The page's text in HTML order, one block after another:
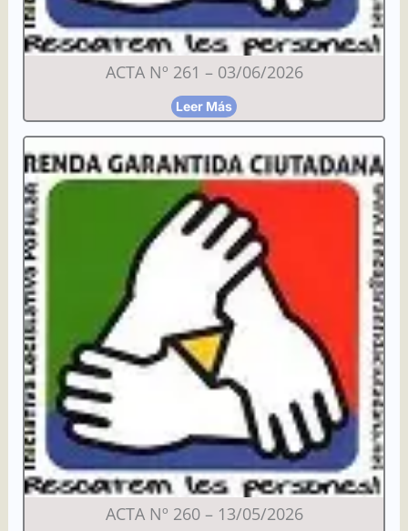
ACTA Nº 261 – 03/06/2026
Leer Más
ACTA Nº 260 – 13/05/2026